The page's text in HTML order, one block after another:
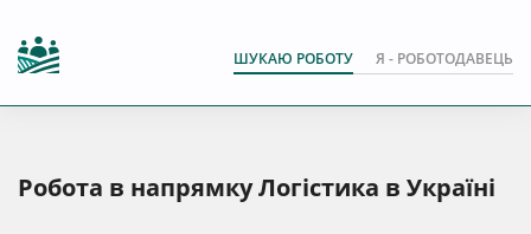
ШУКАЮ РОБОТУ Я - РОБОТОДАВЕЦЬ
Робота в напрямку Логістика в Україні